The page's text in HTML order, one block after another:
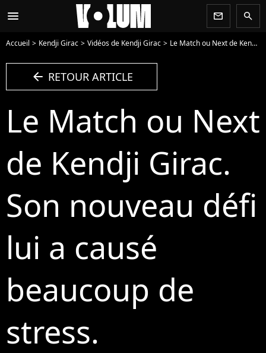
menu newsletter search
Accueil Kendji Girac Vidéos de Kendji Girac Le Match ou Next de Kendji Girac. Son nouveau défi lui a causé beaucoup de stress. - Vidéo
arrow_left RETOUR ARTICLE
Le Match ou Next
de Kendji Girac.
Son nouveau défi
lui a causé
beaucoup de
stress.